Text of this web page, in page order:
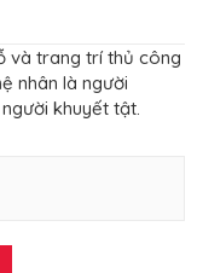
và trang trí thủ công
nhân là người
khuyết tật.